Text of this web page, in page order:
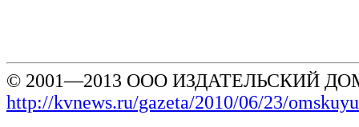
© 2001—2013 ООО ИЗДАТЕЛЬСКИЙ
http://kvnews.ru/gazeta/2010/06/23/